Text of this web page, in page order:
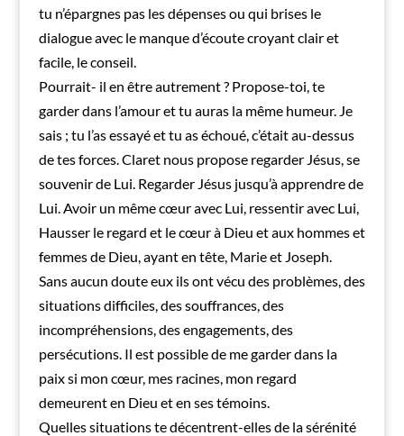
tu n’épargnes pas les dépenses ou qui brises le
dialogue avec le manque d’écoute croyant clair et
facile, le conseil.
Pourrait- il en être autrement ? Propose-toi, te
garder dans l’amour et tu auras la même humeur. Je
sais ; tu l’as essayé et tu as échoué, c’était au-dessus
de tes forces. Claret nous propose regarder Jésus, se
souvenir de Lui. Regarder Jésus jusqu’à apprendre de
Lui. Avoir un même cœur avec Lui, ressentir avec Lui,
Hausser le regard et le cœur à Dieu et aux hommes et
femmes de Dieu, ayant en tête, Marie et Joseph.
Sans aucun doute eux ils ont vécu des problèmes, des
situations difficiles, des souffrances, des
incompréhensions, des engagements, des
persécutions. Il est possible de me garder dans la
paix si mon cœur, mes racines, mon regard
demeurent en Dieu et en ses témoins.
Quelles situations te décentrent-elles de la sérénité